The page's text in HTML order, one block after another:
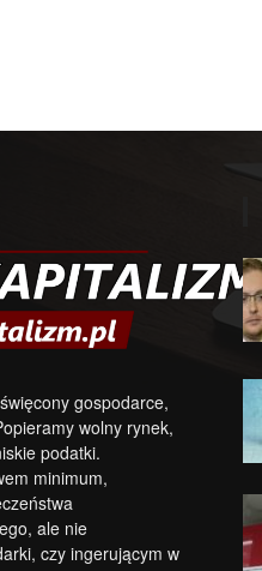
gospodarce,
wolny rynek,
podatki.
minimum,
ale nie
czy ingerującym w